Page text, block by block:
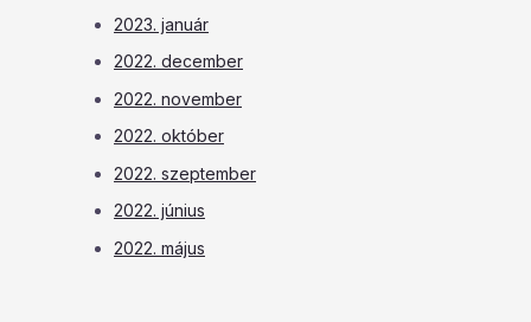
2023. január
2022. december
2022. november
2022. október
2022. szeptember
2022. június
2022. május